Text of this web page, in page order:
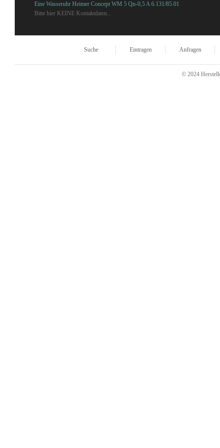
Eine Wasseruhr Heimer Concept WM 5 Qn-0,5 A 6.131/85.01
Bitte hier KEINE Kontaktdaten...
Suche Eintragen Anfragen
© 2024